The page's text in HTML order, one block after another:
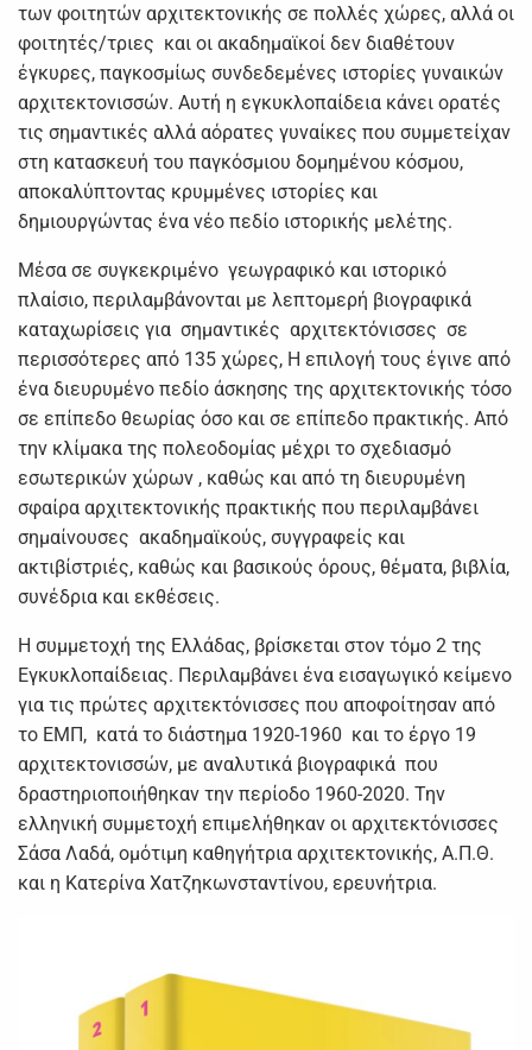
των φοιτητών αρχιτεκτονικής σε πολλές χώρες, αλλά οι
φοιτητές/τριες και οι ακαδημαϊκοί δεν διαθέτουν
έγκυρες, παγκοσμίως συνδεδεμένες ιστορίες γυναικών
αρχιτεκτονισσών. Αυτή η εγκυκλοπαίδεια κάνει ορατές
τις σημαντικές αλλά αόρατες γυναίκες που συμμετείχαν
στη κατασκευή του παγκόσμιου δομημένου κόσμου,
αποκαλύπτοντας κρυμμένες ιστορίες και
δημιουργώντας ένα νέο πεδίο ιστορικής μελέτης.
Μέσα σε συγκεκριμένο γεωγραφικό και ιστορικό
πλαίσιο, περιλαμβάνονται με λεπτομερή βιογραφικά
καταχωρίσεις για σημαντικές αρχιτεκτόνισσες σε
περισσότερες από 135 χώρες, Η επιλογή τους έγινε από
ένα διευρυμένο πεδίο άσκησης της αρχιτεκτονικής τόσο
σε επίπεδο θεωρίας όσο και σε επίπεδο πρακτικής. Από
την κλίμακα της πολεοδομίας μέχρι το σχεδιασμό
εσωτερικών χώρων , καθώς και από τη διευρυμένη
σφαίρα αρχιτεκτονικής πρακτικής που περιλαμβάνει
σημαίνουσες ακαδημαϊκούς, συγγραφείς και
ακτιβίστριές, καθώς και βασικούς όρους, θέματα, βιβλία,
συνέδρια και εκθέσεις.
Η συμμετοχή της Ελλάδας, βρίσκεται στον τόμο 2 της
Εγκυκλοπαίδειας. Περιλαμβάνει ένα εισαγωγικό κείμενο
για τις πρώτες αρχιτεκτόνισσες που αποφοίτησαν από
το ΕΜΠ, κατά το διάστημα 1920-1960 και το έργο 19
αρχιτεκτονισσών, με αναλυτικά βιογραφικά που
δραστηριοποιήθηκαν την περίοδο 1960-2020. Την
ελληνική συμμετοχή επιμελήθηκαν οι αρχιτεκτόνισσες
Σάσα Λαδά, ομότιμη καθηγήτρια αρχιτεκτονικής, Α.Π.Θ.
και η Κατερίνα Χατζηκωνσταντίνου, ερευνήτρια.